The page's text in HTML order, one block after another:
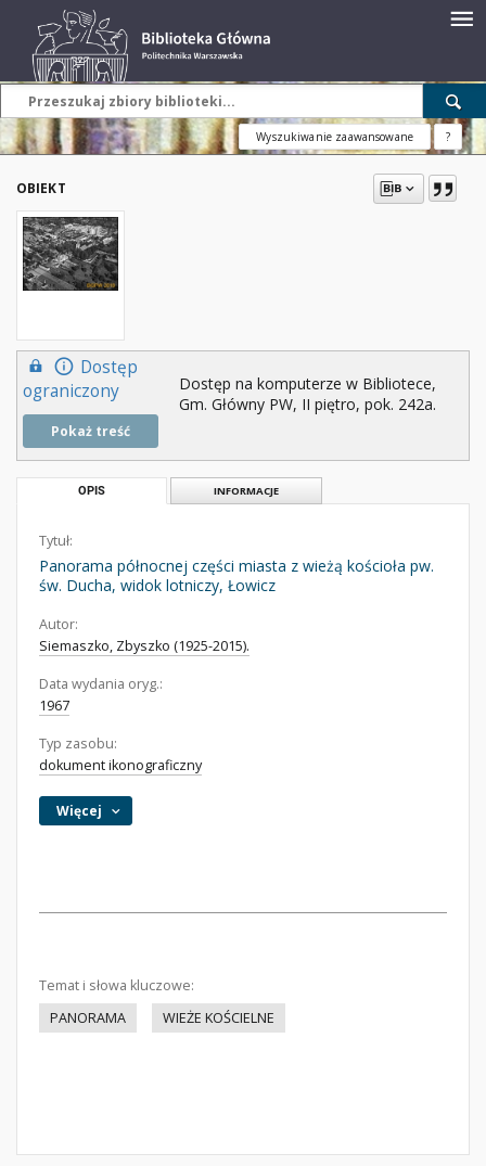
Wyszukiwanie zaawansowane ?
OBIEKT
Dostęp
ograniczony
Pokaż treść
Dostęp na komputerze w Bibliotece,
Gm. Główny PW, II piętro, pok. 242a.
OPIS INFORMACJE
Tytuł:
Panorama północnej części miasta z wieżą kościoła pw.
św. Ducha, widok lotniczy, Łowicz
Autor:
Siemaszko, Zbyszko (1925-2015).
Data wydania oryg.:
1967
Typ zasobu:
dokument ikonograficzny
Więcej
Temat i słowa kluczowe:
PANORAMA
WIEŻE KOŚCIELNE